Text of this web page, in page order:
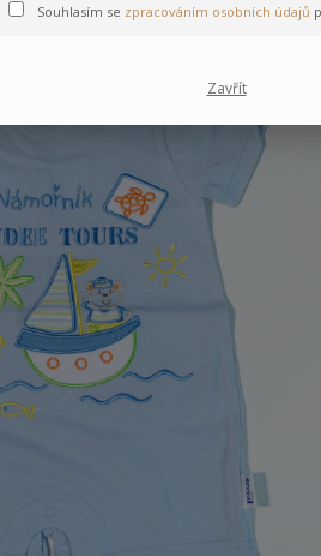
Souhlasím se zpracováním osobních údajů
Zavřít